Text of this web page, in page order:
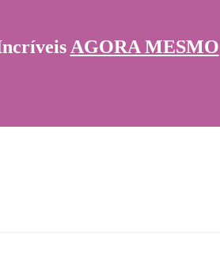
AGORA MESMO